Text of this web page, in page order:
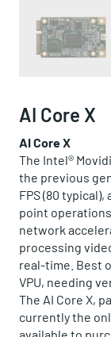
AI Core X
AI Core X
The Intel®
the previous
FPS (80
point
network
processing
real-time. Best
VPU, needing
The AI Core X,
currently the